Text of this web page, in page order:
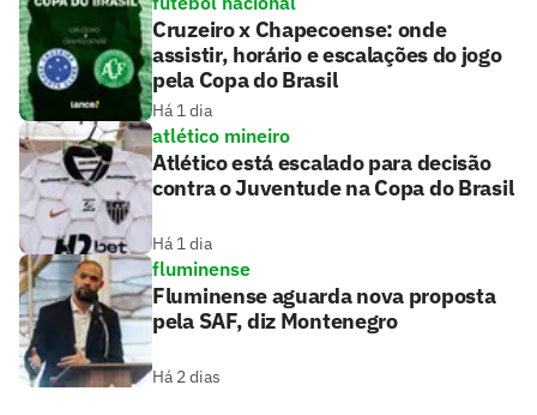
Cruzeiro x Chapecoense: onde
assistir, horário e escalações do jogo
pela Copa do Brasil
Há 1 dia
atlético mineiro
Atlético está escalado para decisão
contra o Juventude na Copa do Brasil
Há 1 dia
fluminense
Fluminense aguarda nova proposta
pela SAF, diz Montenegro
Há 2 dias